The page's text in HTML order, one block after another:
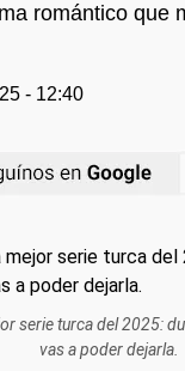
romántico que
- 12:40
serie turca del 2025:
vas a poder dejarla.